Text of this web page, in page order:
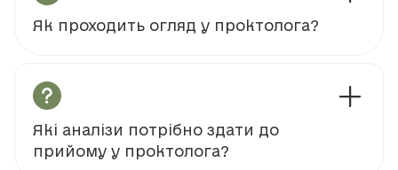
Як проходить огляд у проктолога?
Які аналізи потрібно здати до
прийому у проктолога?